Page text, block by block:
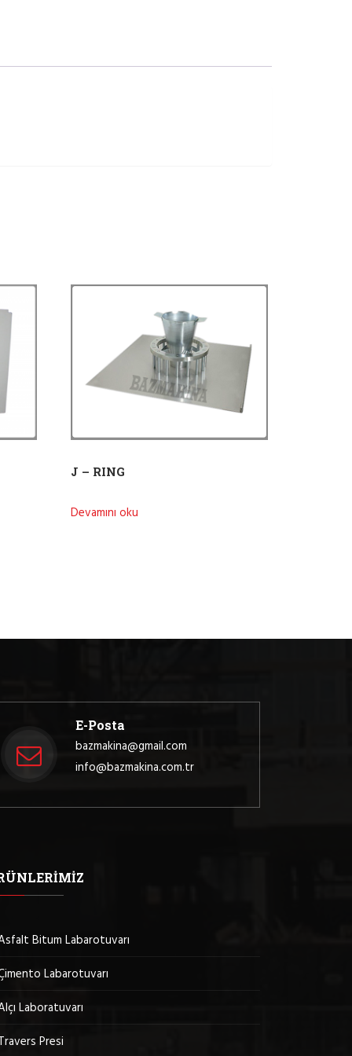
J – RING
Devamını oku
E-Posta
bazmakina@gmail.com
info@bazmakina.com.tr
Bitum Labarotuvarı
Labarotuvarı
Laboratuvarı
Presi